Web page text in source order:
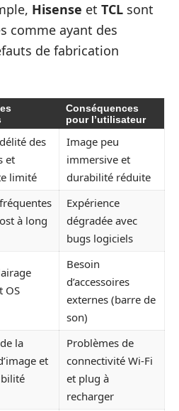
Hisense et TCL sont
comme ayant des
de fabrication
Conséquences
pour l’utilisateur
des
et
limité
Image peu
immersive et
durabilité réduite
à long
Expérience
dégradée avec
bugs logiciels
OS
Besoin
d’accessoires
externes (barre de
son)
la
et
Problèmes de
connectivité Wi-Fi
et plug à
recharger